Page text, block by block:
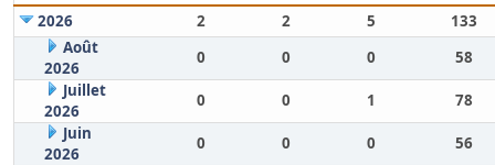
2026
2 2 5
133
Août
2026
0 0 0
58
Juillet
2026
0 0 1
78
Juin
2026
0 0 0
56